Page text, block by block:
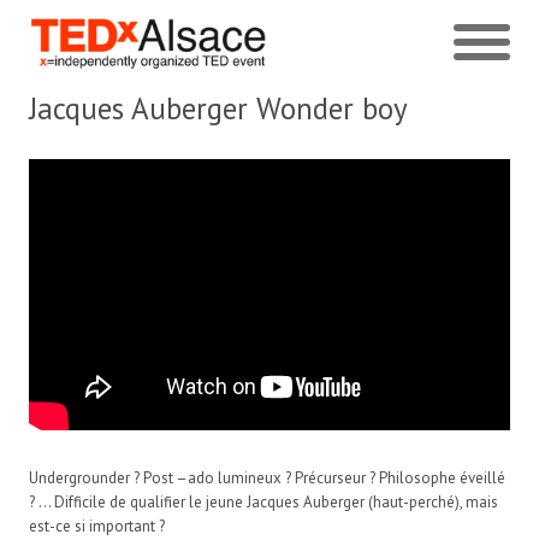
Jacques Auberger Wonder boy
Undergrounder ? Post –ado lumineux ? Précurseur ? Philosophe éveillé
? … Difficile de qualifier le jeune Jacques Auberger (haut-perché), mais
est-ce si important ?